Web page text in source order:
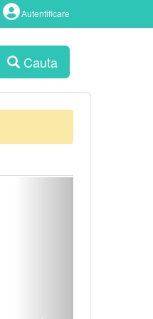
Autentificare
Cauta